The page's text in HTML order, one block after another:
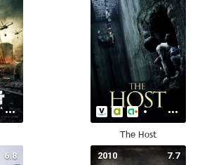
The Host
6.8 7.7
2010